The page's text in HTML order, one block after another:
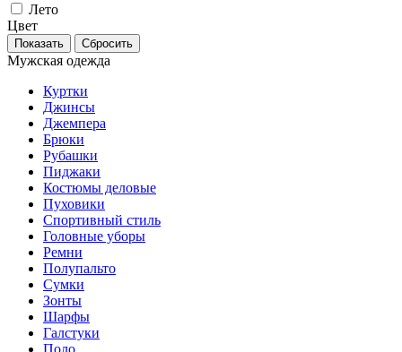
Лето
Цвет
Мужская одежда
Куртки
Джинсы
Джемпера
Брюки
Рубашки
Пиджаки
Костюмы деловые
Пуховики
Спортивный стиль
Головные уборы
Ремни
Полупальто
Сумки
Зонты
Шарфы
Галстуки
Поло